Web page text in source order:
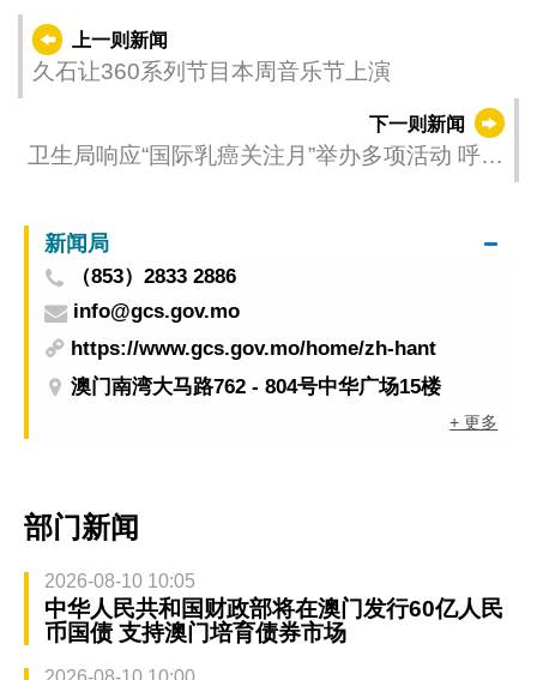
上一则新闻
久石让360系列节目本周音乐节上演
下一则新闻
卫生局响应“国际乳癌关注月”举办多项活动 呼吁
新闻局
（853）2833 2886
info@gcs.gov.mo
https://www.gcs.gov.mo/home/zh-hant
澳门南湾大马路762 - 804号中华广场15楼
+ 更多
部门新闻
2026-08-10 10:05
中华人民共和国财政部将在澳门发行60亿人民
币国债 支持澳门培育债券市场